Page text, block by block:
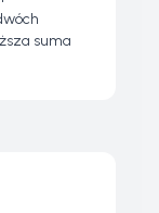
suma